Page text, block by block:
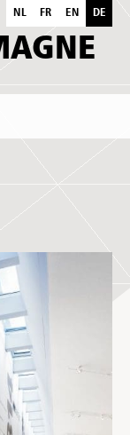
NL FR EN DE